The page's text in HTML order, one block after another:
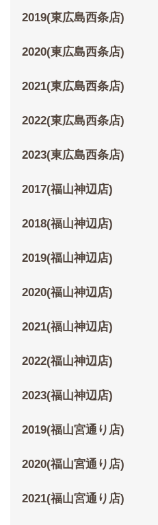
2019(東広島西条店)
2020(東広島西条店)
2021(東広島西条店)
2022(東広島西条店)
2023(東広島西条店)
2017(福山神辺店)
2018(福山神辺店)
2019(福山神辺店)
2020(福山神辺店)
2021(福山神辺店)
2022(福山神辺店)
2023(福山神辺店)
2019(福山宮通り店)
2020(福山宮通り店)
2021(福山宮通り店)